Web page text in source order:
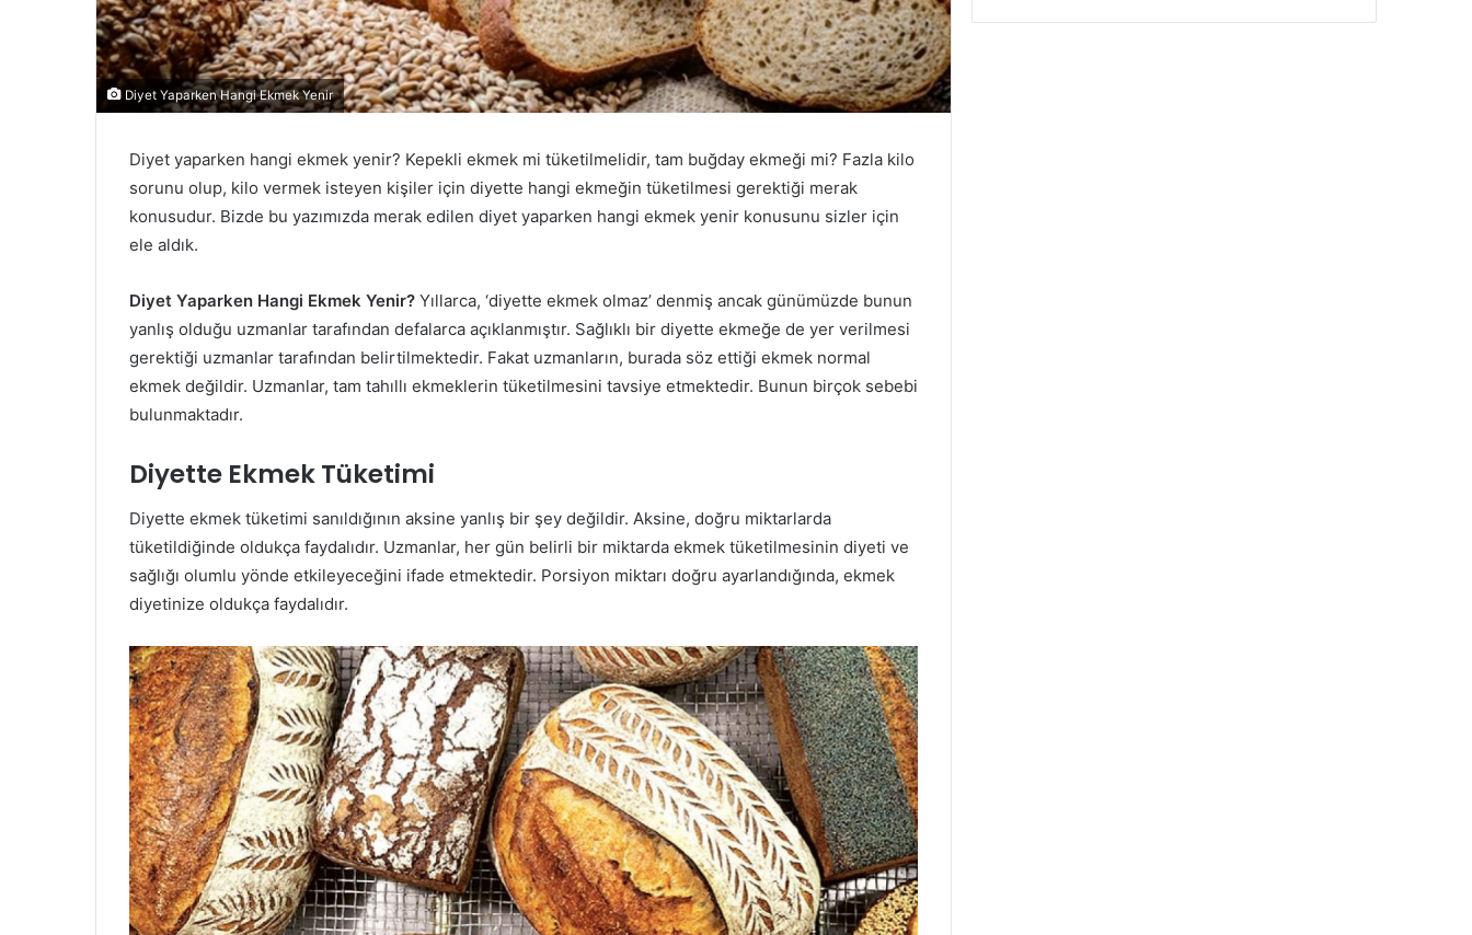
Diyet Yaparken Hangi Ekmek Yenir
Diyet yaparken hangi ekmek yenir? Kepekli ekmek mi tüketilmelidir, tam buğday ekmeği mi? Fazla kilo
sorunu olup, kilo vermek isteyen kişiler için diyette hangi ekmeğin tüketilmesi gerektiği merak
konusudur. Bizde bu yazımızda merak edilen diyet yaparken hangi ekmek yenir konusunu sizler için
ele aldık.
Diyet Yaparken Hangi Ekmek Yenir? Yıllarca, ‘diyette ekmek olmaz’ denmiş ancak günümüzde bunun
yanlış olduğu uzmanlar tarafından defalarca açıklanmıştır. Sağlıklı bir diyette ekmeğe de yer verilmesi
gerektiği uzmanlar tarafından belirtilmektedir. Fakat uzmanların, burada söz ettiği ekmek normal
ekmek değildir. Uzmanlar, tam tahıllı ekmeklerin tüketilmesini tavsiye etmektedir. Bunun birçok sebebi
bulunmaktadır.
Diyette Ekmek Tüketimi
Diyette ekmek tüketimi sanıldığının aksine yanlış bir şey değildir. Aksine, doğru miktarlarda
tüketildiğinde oldukça faydalıdır. Uzmanlar, her gün belirli bir miktarda ekmek tüketilmesinin diyeti ve
sağlığı olumlu yönde etkileyeceğini ifade etmektedir. Porsiyon miktarı doğru ayarlandığında, ekmek
diyetinize oldukça faydalıdır.